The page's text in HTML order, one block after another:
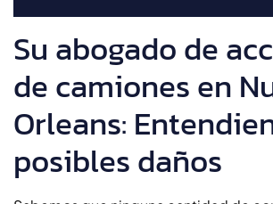
Su abogado de
de camiones en
Orleans:
posibles daños